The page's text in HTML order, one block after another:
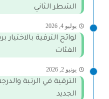
الشطر الثاني
يوليو 4, 2026
الفئات
يونيو 2, 2026
الترقية في الرتبة
الجديد